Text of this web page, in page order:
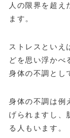
人の限界を超え
ます。
ストレスといえ
どを思い浮かべ
身体の不調とし
身体の不調は例
げられますし、
る人もいます。